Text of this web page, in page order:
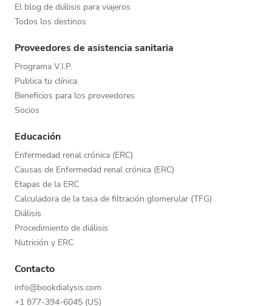
El blog de diálisis para viajeros
Todos los destinos
Proveedores de asistencia sanitaria
Programa V.I.P.
Publica tu clínica
Beneficios para los proveedores
Socios
Educación
Enfermedad renal crónica (ERC)
Causas de Enfermedad renal crónica (ERC)
Etapas de la ERC
Calculadora de la tasa de filtración glomerular (TFG)
Diálisis
Procedimiento de diálisis
Nutrición y ERC
Contacto
info@bookdialysis.com
+1 877-394-6045 (US)